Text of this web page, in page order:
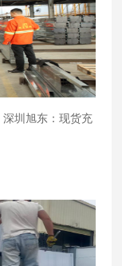
圳旭东：现货充